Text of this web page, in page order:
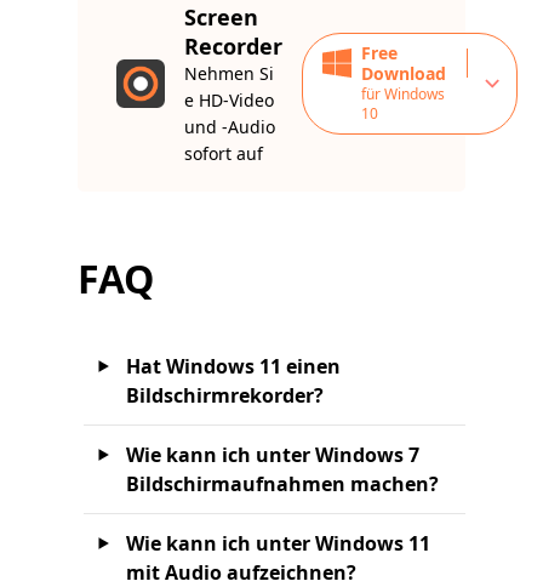
Screen
Recorder
Nehmen Si
e HD-Video
und -Audio
sofort auf
Free
Download
für Windows
10
FAQ
Hat Windows 11 einen
Bildschirmrekorder?
Wie kann ich unter Windows 7
Bildschirmaufnahmen machen?
Wie kann ich unter Windows 11
mit Audio aufzeichnen?